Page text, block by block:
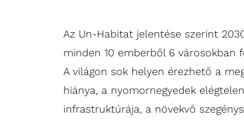
Az Un-Habitat jelentése szerint
minden 10 emberből 6 városokban
A világon sok helyen érezhető a
hiánya, a nyomornegyedek
infrastruktúrája, a növekvő